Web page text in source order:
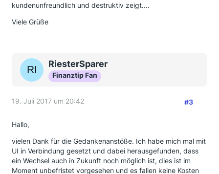
kundenunfreundlich und destruktiv zeigt....
Viele Grüße
RiesterSparer
Finanztip Fan
19. Juli 2017 um 20:42 #3
Hallo,
vielen Dank für die Gedankenanstöße. Ich habe mich mal mit
UI in Verbindung gesetzt und dabei herausgefunden, dass
ein Wechsel auch in Zukunft noch möglich ist, dies ist im
Moment unbefristet vorgesehen und es fallen keine Kosten